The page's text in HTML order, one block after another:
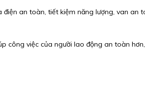
an toàn, tiết kiệm năng lượng, van
việc của người lao động an toàn